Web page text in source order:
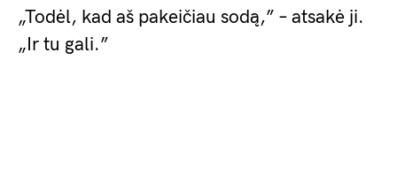
„Todėl, kad aš pakeičiau sodą,” – atsakė ji.
„Ir tu gali.”